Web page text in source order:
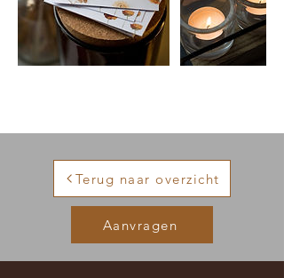
Terug naar overzicht
Aanvragen